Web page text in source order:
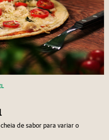
de sabor para variar o